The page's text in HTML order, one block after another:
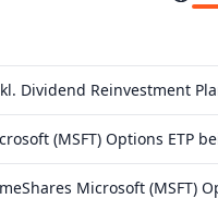
Dividend Reinvestment
(MSFT) Options ETP
Microsoft (MSFT)